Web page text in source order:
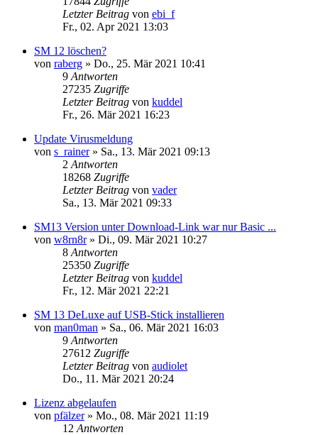
Letzter Beitrag von ebi_f
Fr., 02. Apr 2021 13:03
SM 12 löschen?
von raberg » Do., 25. Mär 2021 10:41
9 Antworten
27235 Zugriffe
Letzter Beitrag von kuddel
Fr., 26. Mär 2021 16:23
Update Virusmeldung
von s_rainer» Sa., 13. Mär 2021 09:13
2 Antworten
18268 Zugriffe
Letzter Beitrag von vader
Sa., 13. Mär 2021 09:33
SM13 Version unter Download-Link war nur Basic ...
von w8rn8r» Di., 09. Mär 2021 10:27
8 Antworten
25350 Zugriffe
Letzter Beitrag von kuddel
Fr., 12. Mär 2021 22:21
SM 13 DeLuxe auf USB-Stick installieren
von man0man » Sa., 06. Mär 2021 16:03
9 Antworten
27612 Zugriffe
Letzter Beitrag von audiolet
Do., 11. Mär 2021 20:24
Lizenz abgelaufen
von pfälzer» Mo., 08. Mär 2021 11:19
12 Antworten